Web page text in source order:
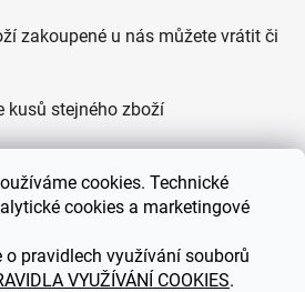
cookies. Technické
cookies a marketingové
pravidlech využívání souborů
VYUŽÍVÁNÍ COOKIES.
zakoupené u nás můžete vrátit či
kusů stejného zboží
všední den od 9.00 do 18.00